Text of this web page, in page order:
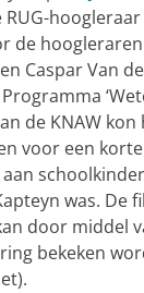
RUG-
de
Caspar Van
de KNAW
voor een
was. De
door middel
bekeken